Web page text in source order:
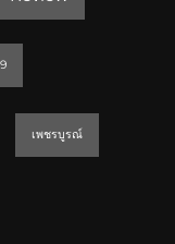
เพชรบูรณ์